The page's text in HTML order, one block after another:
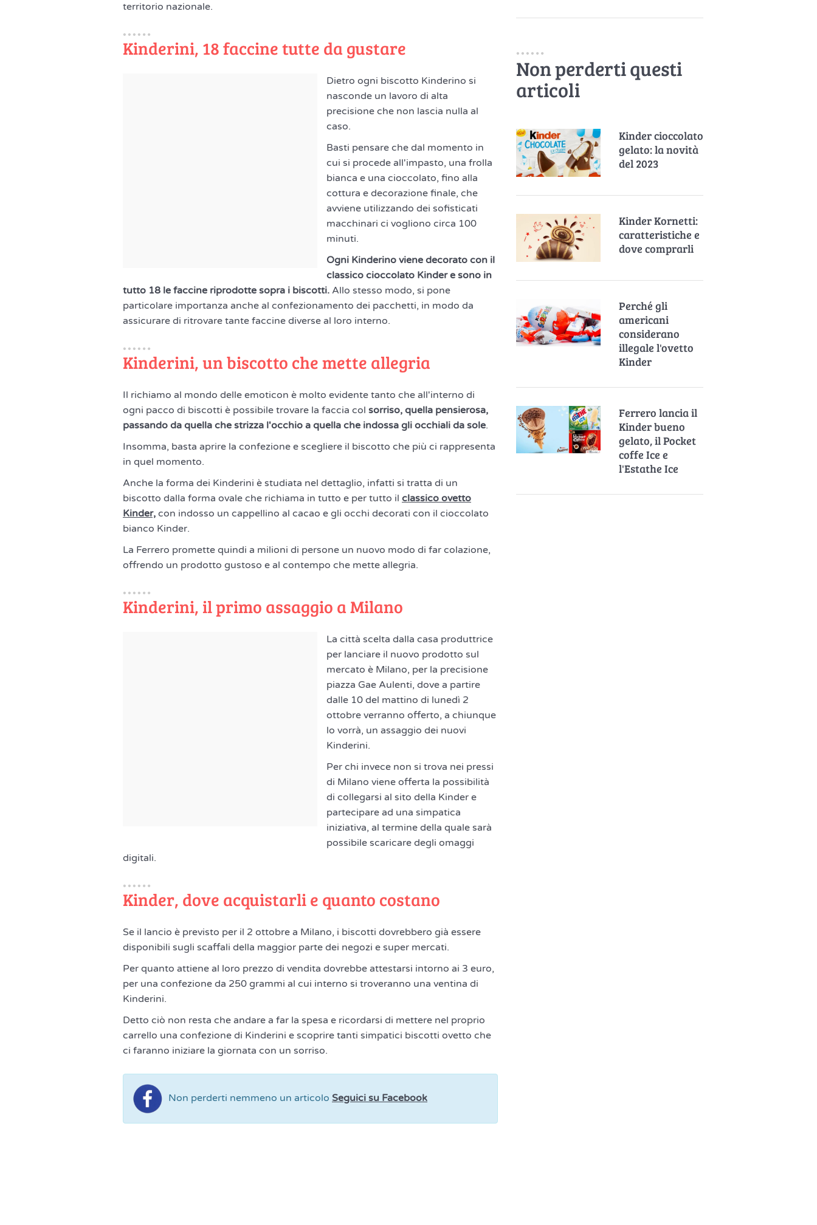
territorio nazionale.
Kinderini, 18 faccine tutte da gustare
Dietro ogni biscotto Kinderino si
nasconde un lavoro di alta
precisione che non lascia nulla al
caso.
Basti pensare che dal momento in
cui si procede all'impasto, una frolla
bianca e una cioccolato, fino alla
cottura e decorazione finale, che
avviene utilizzando dei sofisticati
macchinari ci vogliono circa 100
minuti.
Ogni Kinderino viene decorato con il
classico cioccolato Kinder e sono in
tutto 18 le faccine riprodotte sopra i biscotti. Allo stesso modo, si pone
particolare importanza anche al confezionamento dei pacchetti, in modo da
assicurare di ritrovare tante faccine diverse al loro interno.
Kinderini, un biscotto che mette allegria
Il richiamo al mondo delle emoticon è molto evidente tanto che all'interno di
ogni pacco di biscotti è possibile trovare la faccia col sorriso, quella pensierosa,
passando da quella che strizza l'occhio a quella che indossa gli occhiali da sole.
Insomma, basta aprire la confezione e scegliere il biscotto che più ci rappresenta
in quel momento.
Anche la forma dei Kinderini è studiata nel dettaglio, infatti si tratta di un
biscotto dalla forma ovale che richiama in tutto e per tutto il classico ovetto
Kinder, con indosso un cappellino al cacao e gli occhi decorati con il cioccolato
bianco Kinder.
La Ferrero promette quindi a milioni di persone un nuovo modo di far colazione,
offrendo un prodotto gustoso e al contempo che mette allegria.
Kinderini, il primo assaggio a Milano
La città scelta dalla casa produttrice
per lanciare il nuovo prodotto sul
mercato è Milano, per la precisione
piazza Gae Aulenti, dove a partire
dalle 10 del mattino di lunedì 2
ottobre verranno offerto, a chiunque
lo vorrà, un assaggio dei nuovi
Kinderini.
Per chi invece non si trova nei pressi
di Milano viene offerta la possibilità
di collegarsi al sito della Kinder e
partecipare ad una simpatica
iniziativa, al termine della quale sarà
possibile scaricare degli omaggi
digitali.
Kinder, dove acquistarli e quanto costano
Se il lancio è previsto per il 2 ottobre a Milano, i biscotti dovrebbero già essere
disponibili sugli scaffali della maggior parte dei negozi e super mercati.
Per quanto attiene al loro prezzo di vendita dovrebbe attestarsi intorno ai 3 euro,
per una confezione da 250 grammi al cui interno si troveranno una ventina di
Kinderini.
Detto ciò non resta che andare a far la spesa e ricordarsi di mettere nel proprio
carrello una confezione di Kinderini e scoprire tanti simpatici biscotti ovetto che
ci faranno iniziare la giornata con un sorriso.
Non perderti nemmeno un articolo Seguici su Facebook
Non perderti questi
articoli
Kinder cioccolato
gelato: la novità
del 2023
Kinder Kornetti:
caratteristiche e
dove comprarli
Perché gli
americani
considerano
illegale l'ovetto
Kinder
Ferrero lancia il
Kinder bueno
gelato, il Pocket
coffe Ice e
l'Estathe Ice